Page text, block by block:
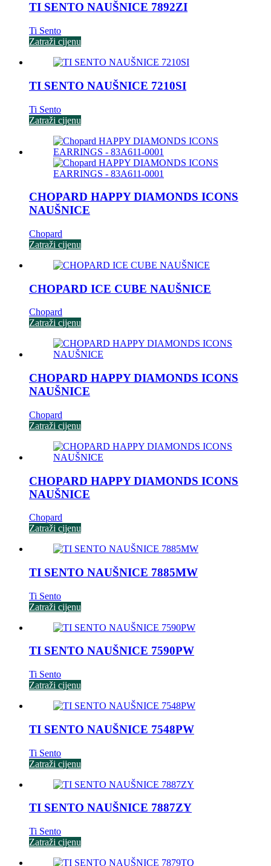
TI SENTO NAUŠNICE 7892ZI
Ti Sento
Zatraži cijenu
TI SENTO NAUŠNICE 7210SI
Ti Sento
Zatraži cijenu
CHOPARD HAPPY DIAMONDS ICONS
NAUŠNICE
Chopard
Zatraži cijenu
CHOPARD ICE CUBE NAUŠNICE
Chopard
Zatraži cijenu
CHOPARD HAPPY DIAMONDS ICONS
NAUŠNICE
Chopard
Zatraži cijenu
CHOPARD HAPPY DIAMONDS ICONS
NAUŠNICE
Chopard
Zatraži cijenu
TI SENTO NAUŠNICE 7885MW
Ti Sento
Zatraži cijenu
TI SENTO NAUŠNICE 7590PW
Ti Sento
Zatraži cijenu
TI SENTO NAUŠNICE 7548PW
Ti Sento
Zatraži cijenu
TI SENTO NAUŠNICE 7887ZY
Ti Sento
Zatraži cijenu